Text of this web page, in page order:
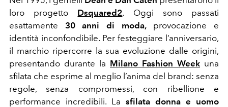
loro progetto Dsquared2. Oggi sono passati
esattamente 30 anni di moda,provocazione e
identità inconfondibile. Per festeggiare l’anniversario,
il marchio ripercorre la sua evoluzione dalle origini,
presentando durante la Milano Fashion Week una
sfilata che esprime al meglio l’anima del brand: senza
regole, senza compromessi, con ribellione e
performance incredibili. La sfilata donna e uomo